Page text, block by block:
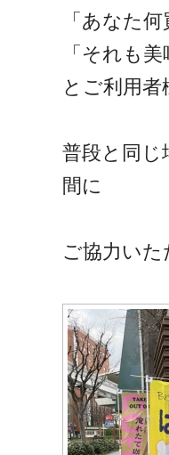
「あなた
「それも
とご利用者
普段と同じ
間に
ご協力い